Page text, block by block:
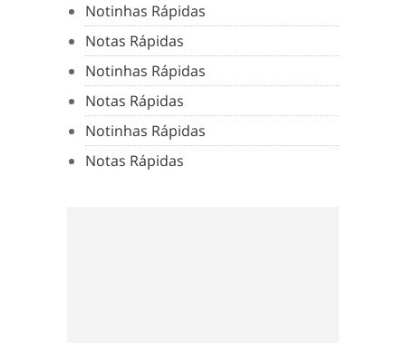
Notinhas Rápidas
Notas Rápidas
Notinhas Rápidas
Notas Rápidas
Notinhas Rápidas
Notas Rápidas